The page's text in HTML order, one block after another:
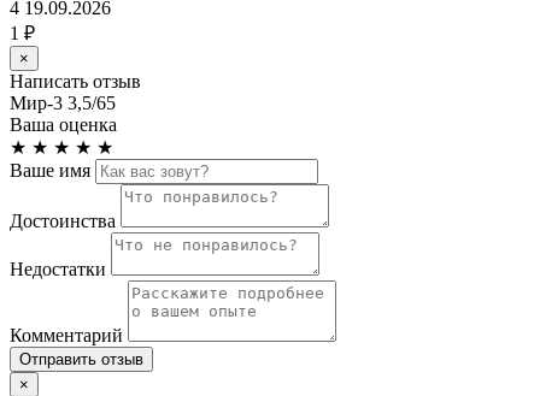
4 19.09.2026
1 ₽
×
Написать отзыв
Мир-3 3,5/65
Ваша оценка
★ ★ ★ ★ ★
Ваше имя
Достоинства
Недостатки
Комментарий
Отправить отзыв
×